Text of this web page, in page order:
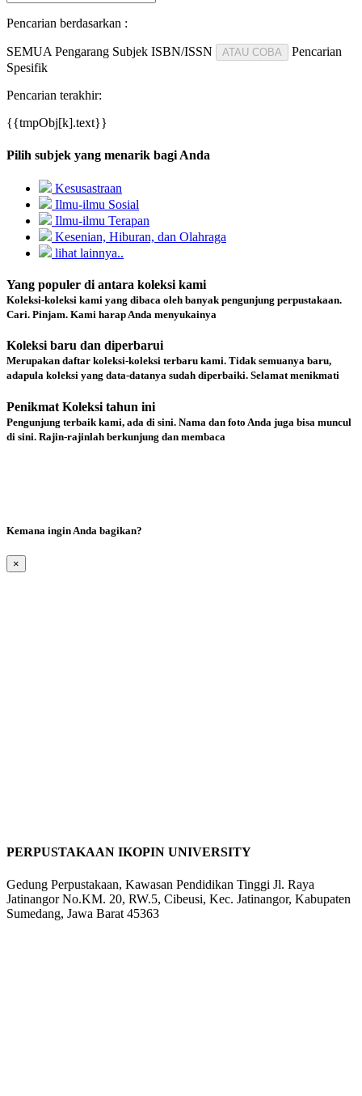
Pencarian berdasarkan :
SEMUA Pengarang Subjek ISBN/ISSN ATAU COBA
Pencarian
Spesifik
Pencarian terakhir:
{{tmpObj[k].text}}
Pilih subjek yang menarik bagi Anda
Kesusastraan
Ilmu-ilmu Sosial
Ilmu-ilmu Terapan
Kesenian, Hiburan, dan Olahraga
lihat lainnya..
Yang populer di antara koleksi kami
Koleksi-koleksi kami yang dibaca oleh banyak pengunjung perpustakaan.
Cari. Pinjam. Kami harap Anda menyukainya
Koleksi baru dan diperbarui
Merupakan daftar koleksi-koleksi terbaru kami. Tidak semuanya baru,
adapula koleksi yang data-datanya sudah diperbaiki. Selamat menikmati
Penikmat Koleksi tahun ini
Pengunjung terbaik kami, ada di sini. Nama dan foto Anda juga bisa muncul
di sini. Rajin-rajinlah berkunjung dan membaca
PERPUSTAKAAN IKOPIN UNIVERSITY
Gedung Perpustakaan, Kawasan Pendidikan Tinggi Jl. Raya
Jatinangor No.KM. 20, RW.5, Cibeusi, Kec. Jatinangor, Kabupaten
Sumedang, Jawa Barat 45363
Kemana ingin Anda bagikan?
×